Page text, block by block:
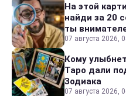
На этой
найди за 20
ты
07 августа 2026,
Кому
Таро дали
Зодиака
07 августа 2026,